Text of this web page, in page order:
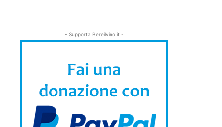
- Supporta Bereilvino.it -